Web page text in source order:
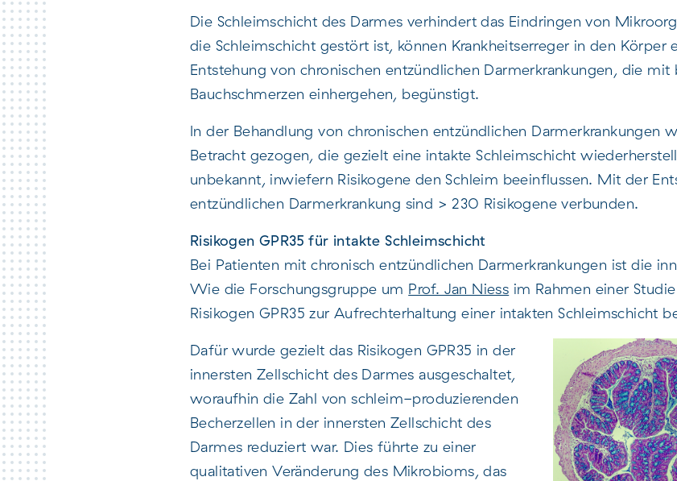
Die Schleimschicht des Darmes verhindert das Eindringen von
die Schleimschicht gestört ist, können Krankheitserreger in den Körper
Entstehung von chronischen entzündlichen Darmerkrankungen, die
Bauchschmerzen einhergehen, begünstigt.
In der Behandlung von chronischen entzündlichen Darmerkrankungen
Betracht gezogen, die gezielt eine intakte Schleimschicht
unbekannt, inwiefern Risikogene den Schleim beeinflussen. Mit der
entzündlichen Darmerkrankung sind > 230 Risikogene verbunden.
Risikogen GPR35 für intakte Schleimschicht
Bei Patienten mit chronisch entzündlichen Darmerkrankungen ist die
Wie die Forschungsgruppe um Prof. Jan Niess im Rahmen einer
Risikogen GPR35 zur Aufrechterhaltung einer intakten Schleimschicht
Dafür wurde gezielt das Risikogen GPR35 in der
innersten Zellschicht des Darmes ausgeschaltet,
woraufhin die Zahl von schleim-produzierenden
Becherzellen in der innersten Zellschicht des
Darmes reduziert war. Dies führte zu einer
qualitativen Veränderung des Mikrobioms, das